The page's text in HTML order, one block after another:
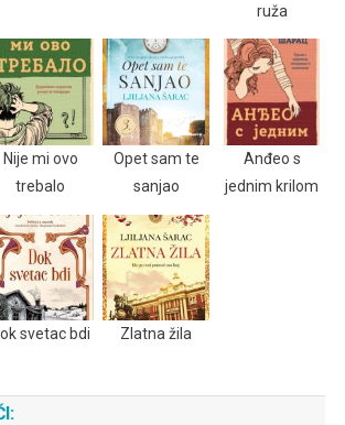
ruža
Nije mi ovo
trebalo
Opet sam te
sanjao
Anđeo s
jednim krilom
svetac bdi Zlatna žila